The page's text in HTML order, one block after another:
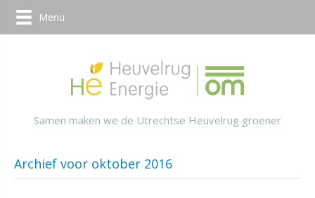
Menu
Samen maken we de Utrechtse Heuvelrug groener
Archief voor oktober 2016